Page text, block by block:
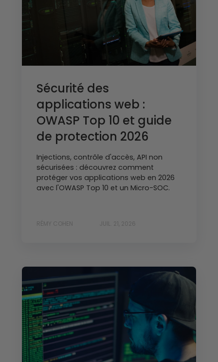
Sécurité des
applications web :
OWASP Top 10 et guide
de protection 2026
Injections, contrôle d'accès, API non
sécurisées : découvrez comment
protéger vos applications web en 2026
avec l'OWASP Top 10 et un Micro-SOC.
RÉMY COHEN JUIL. 21, 2026